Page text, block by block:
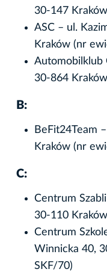
30-147
ASC – ul.
Kraków (nr
Automobilklub
30-864
B:
BeFit24Team
Kraków (nr
C:
Centrum
30-110
Centrum
Winnicka 40,
SKF/70)